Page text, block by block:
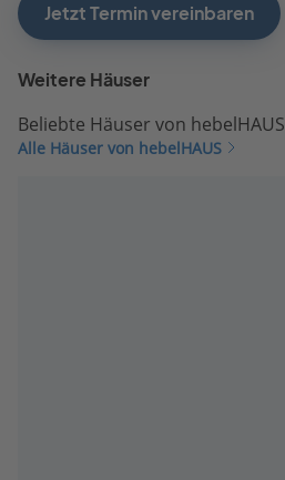
Jetzt Termin vereinbaren
Weitere Häuser
Beliebte Häuser von hebelHAUS
Alle Häuser von hebelHAUS